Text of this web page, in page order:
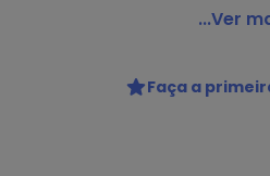
Moleca - Chinelo Moleca Preto
Observação: Palmilha confort
Tecido: Sintético
...Ver
Faça a